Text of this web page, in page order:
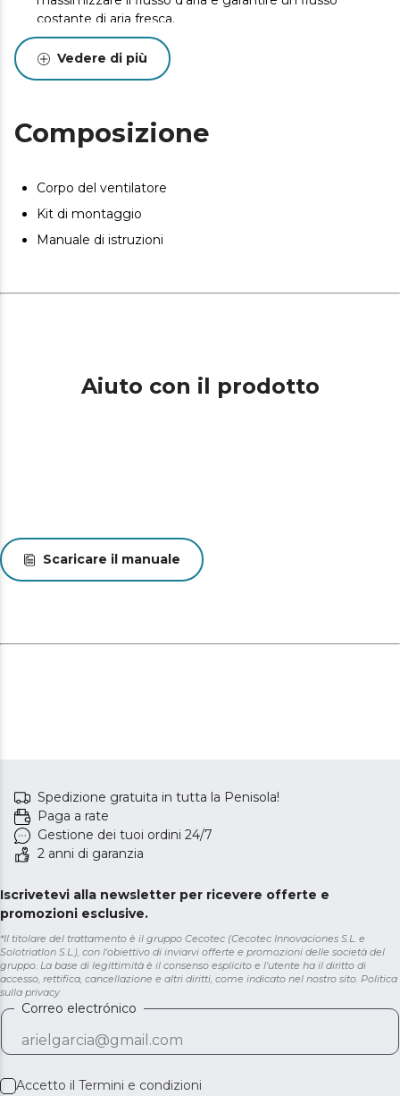
costante di aria fresca.
Design elegante: si adatterà alla perfezione alla
decorazione della tua casa. Inoltre, le pale sono
totalmente reversibili permettendo di selezionare in
Inverno/estate: il ventilatore è dotato di un sistema di
inversione della rotazione del motore per attivare la
una gradevole brezza e in inverno ricevere calore,
catena e controlla tutte le sue funzioni.
Vedere di più
Composizione
Corpo del ventilatore
Kit di montaggio
Manuale di istruzioni
Aiuto con il prodotto
Scaricare il manuale
Spedizione gratuita in tutta la Penisola!
Paga a rate
Gestione dei tuoi ordini 24/7
2 anni di garanzia
Iscrivetevi alla newsletter per ricevere offerte e
promozioni esclusive.
*Il titolare del trattamento è il gruppo Cecotec (Cecotec Innovaciones S.L. e
Solotriatlon S.L.), con l'obiettivo di inviarvi offerte e promozioni delle società del
gruppo. La base di legittimità è il consenso esplicito e l'utente ha il diritto di
accesso, rettifica, cancellazione e altri diritti, come indicato nel nostro sito. Politica
sulla privacy
Correo electrónico
Accetto il Termini e condizioni